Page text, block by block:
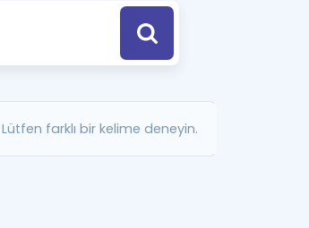
ÖSYM Sınavları Tek Takvimde
ve Kitaplara Özel Fırsatlar
farklı bir kelime deneyin.